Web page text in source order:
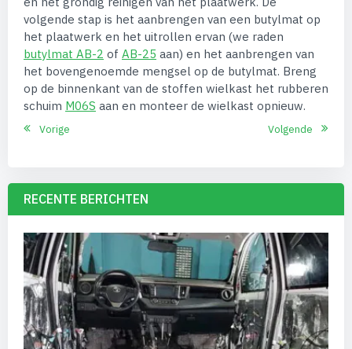
volgende stap is het aanbrengen van een butylmat op
het plaatwerk en het uitrollen ervan (we raden
butylmat AB-2 of AB-25 aan) en het aanbrengen van
het bovengenoemde mengsel op de butylmat. Breng
op de binnenkant van de stoffen wielkast het rubberen
schuim M06S aan en monteer de wielkast opnieuw.
Vorige Volgende
RECENTE BERICHTEN